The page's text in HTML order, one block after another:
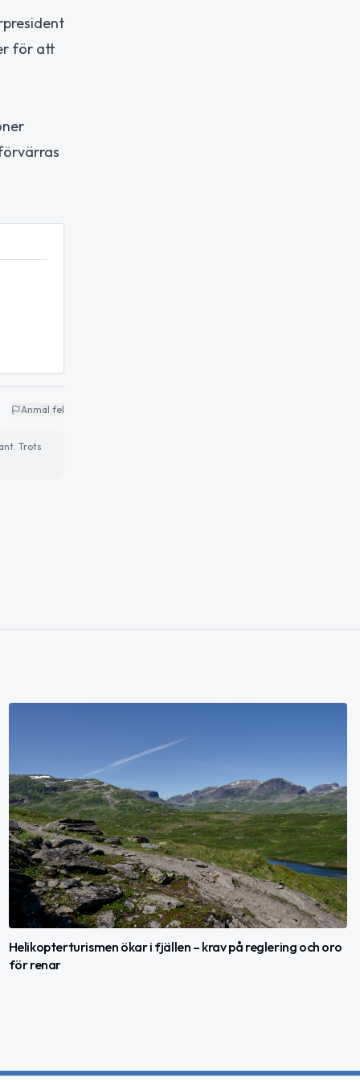
för att
Anmäl fel
Trots
Helikopterturismen ökar i fjällen – krav på reglering och oro
för renar